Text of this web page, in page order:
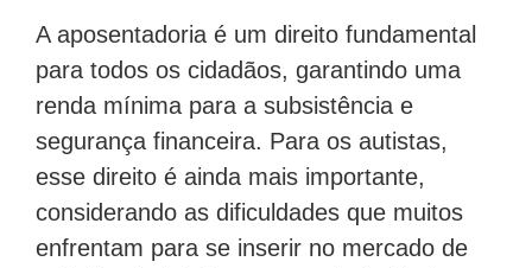
A aposentadoria é um direito fundamental
para todos os cidadãos, garantindo uma
renda mínima para a subsistência e
segurança financeira. Para os autistas,
esse direito é ainda mais importante,
considerando as dificuldades que muitos
enfrentam para se inserir no mercado de